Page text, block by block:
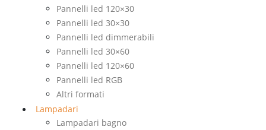
Pannelli led 120×30
Pannelli led 30×30
Pannelli led dimmerabili
Pannelli led 30×60
Pannelli led 120×60
Pannelli led RGB
Altri formati
Lampadari
Lampadari bagno